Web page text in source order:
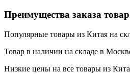
Преимущества заказа
Популярные товары из Китая на
Товар в наличии на складе в
Низкие цены на все товары из